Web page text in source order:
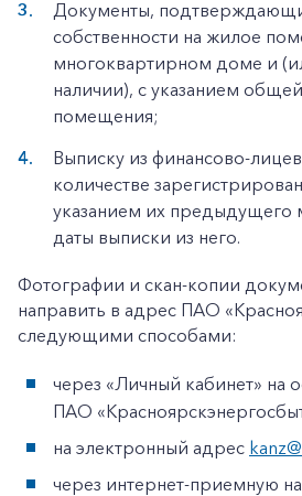
Документы,
собственности на жилое
многоквартирном доме и
наличии), с указанием
помещения;
Выписку из финансово-
количестве
указанием их предыдущего
даты выписки из него.
Фотографии и скан-копии
направить в адрес ПАО
следующими способами:
через «Личный кабинет» на
ПАО
на электронный адрес
через интернет-приемную